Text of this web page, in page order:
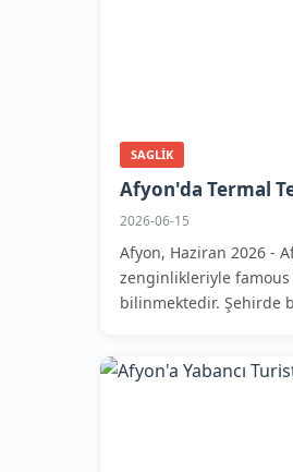
SAGLIK
Afyon'da Termal
2026-06-15
Afyon, Haziran 2026 -
zenginlikleriyle
bilinmektedir. Şehirde